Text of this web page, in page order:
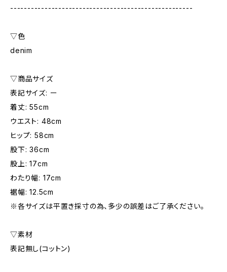
-----------------------------------------------------
▽色
denim
▽商品サイズ
表記サイズ: ー
着丈: 55cm
ウエスト: 48cm
ヒップ: 58cm
股下: 36cm
股上: 17cm
わたり幅: 17cm
裾幅: 12.5cm
※各サイズは平置き採寸の為、多少の誤差はご了承ください。
▽素材
表記無し(コットン)